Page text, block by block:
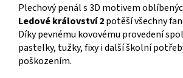
Plechový penál s 3D motivem
Ledové království 2potěší všechny
Díky pevnému kovovému provedení
pastelky, tužky, fixy i další školní
poškozením.